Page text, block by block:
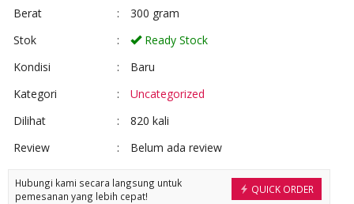
Berat
:
300 gram
Stok
:
Ready Stock
Kondisi
:
Baru
Kategori
:
Uncategorized
Dilihat
:
820 kali
Review
: Belum ada review
QUICK ORDER
Hubungi kami secara langsung untuk
pemesanan yang lebih cepat!